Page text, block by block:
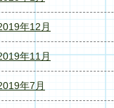
年12月
年11月
年7月